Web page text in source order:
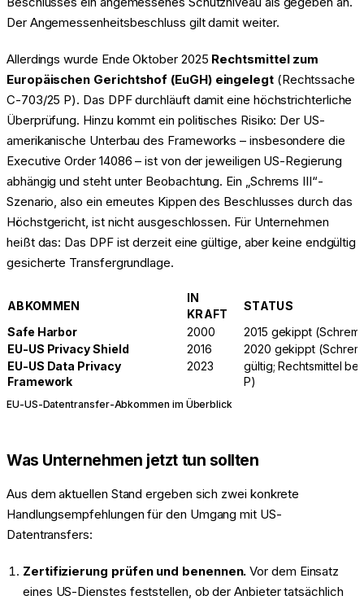
Der Angemessenheitsbeschluss gilt damit weiter.
Allerdings wurde Ende Oktober 2025 Rechtsmittel zum
Europäischen Gerichtshof (EuGH) eingelegt(Rechtssache
C-703/25 P). Das DPF durchläuft damit eine höchstrichterliche
Überprüfung. Hinzu kommt ein politisches Risiko: Der US-
amerikanische Unterbau des Frameworks – insbesondere die
Executive Order 14086 – ist von der jeweiligen US-Regierung
abhängig und steht unter Beobachtung. Ein „Schrems III“-
Szenario, also ein erneutes Kippen des Beschlusses durch das
Höchstgericht, ist nicht ausgeschlossen. Für Unternehmen
heißt das: Das DPF ist derzeit eine gültige, aber keine endgültig
gesicherte Transfergrundlage.
EU-US-Datentransfer-Abkommen im Überblick
ABKOMMEN
IN
KRAFT
STATUS
Safe Harbor
2000
2015 gekippt
EU-US Privacy Shield
2016
2020 gekippt
EU-US Data Privacy
Framework
2023
gültig; Rechtsmittel
P)
Was Unternehmen jetzt tun sollten
Aus dem aktuellen Stand ergeben sich zwei konkrete
Handlungsempfehlungen für den Umgang mit US-
Datentransfers:
Zertifizierung prüfen und benennen. Vor dem Einsatz
eines US-Dienstes feststellen, ob der Anbieter tatsächlich